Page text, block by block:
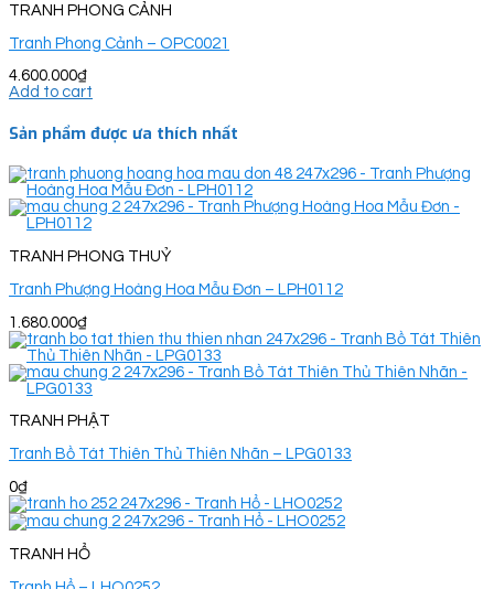
TRANH PHONG CẢNH
Tranh Phong Cảnh – OPC0021
4.600.000₫
Add to cart
Sản phẩm được ưa thích nhất
TRANH PHONG THUỶ
Tranh Phượng Hoàng Hoa Mẫu Đơn – LPH0112
1.680.000₫
TRANH PHẬT
Tranh Bồ Tát Thiên Thủ Thiên Nhãn – LPG0133
0₫
TRANH HỔ